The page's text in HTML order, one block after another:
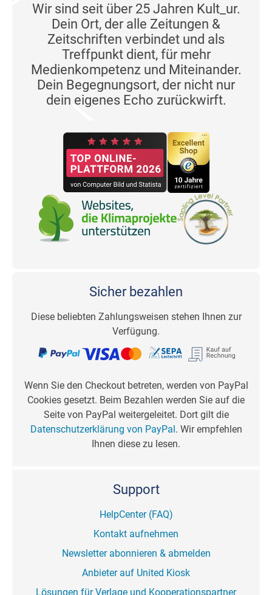
Wir sind seit über 25 Jahren Kult_ur.
Dein Ort, der alle Zeitungen &
Zeitschriften verbindet und als
Treffpunkt dient, für mehr
Medienkompetenz und Miteinander.
Dein Begegnungsort, der nicht nur
dein eigenes Echo zurückwirft.
Sicher bezahlen
Diese beliebten Zahlungsweisen stehen Ihnen zur
Verfügung.
Wenn Sie den Checkout betreten, werden von PayPal
Cookies gesetzt. Beim Bezahlen werden Sie auf die
Seite von PayPal weitergeleitet. Dort gilt die
Datenschutzerklärung von PayPal. Wir empfehlen
Ihnen diese zu lesen.
Support
HelpCenter (FAQ)
Kontakt aufnehmen
Newsletter abonnieren & abmelden
Anbieter auf United Kiosk
Lösungen für Verlage und Kooperationspartner